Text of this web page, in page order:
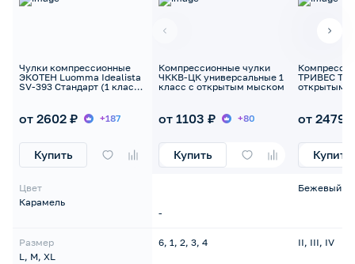
Чулки компрессионные
ЭКОТЕН Luomma Idealista
SV-393 Стандарт (1 класс)
от 2602 ₽ +187
Купить
Цвет
Карамель
Размер
L, M, XL
Компрессионные чулки
ЧККВ-ЦК универсальные 1
класс с открытым мыском
от 1103 ₽ +80
Купить
-
6, 1, 2, 3, 4
ТРИВЕС
открытым
от 2479
Купить
Бежевый
II, III, IV